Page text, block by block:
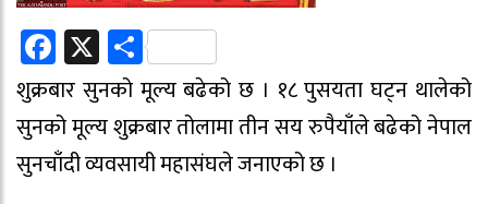
Facebook
X Share
शुक्रबार सुनको मूल्य बढेको छ । १८ पुसयता घट्न थालेको
सुनको मूल्य शुक्रबार तोलामा तीन सय रुपैयाँले बढेको नेपाल
सुनचाँदी व्यवसायी महासंघले जनाएको छ ।